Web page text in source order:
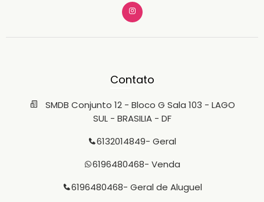
Contato
SMDB Conjunto 12 - Bloco G Sala 103 - LAGO
SUL - BRASILIA - DF
6132014849- Geral
6196480468- Venda
6196480468- Geral de Aluguel